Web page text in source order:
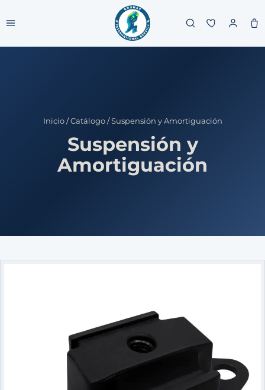
Inicio/Catálogo/Suspensión y Amortiguación
Suspensión y
Amortiguación